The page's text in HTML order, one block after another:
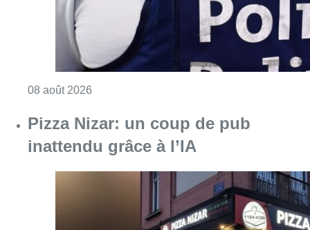
08 août 2026
Pizza Nizar: un coup de pub
inattendu grâce à l’IA